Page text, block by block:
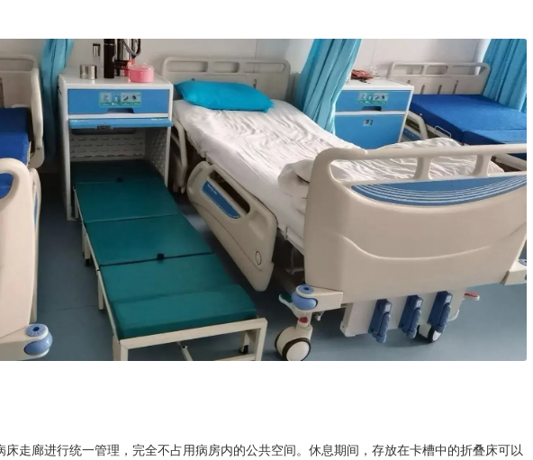
走廊进行统一管理，完全不占用病房内的公共空间。休息期间，存放在卡槽中的折叠床可以